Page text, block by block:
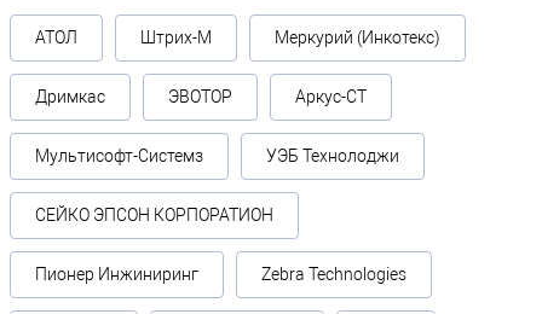
АТОЛ Штрих-М Меркурий (Инкотекс)
Дримкас ЭВОТОР Аркус-СТ
Мультисофт-Системз УЭБ Технолоджи
СЕЙКО ЭПСОН КОРПОРАТИОН
Пионер Инжиниринг Zebra Technologies